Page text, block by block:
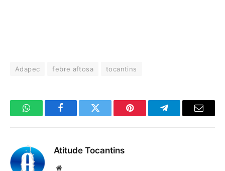
Adapec febre aftosa tocantins
WhatsAppFacebookTwitter Pinterest TelegramaE-
Atitude Tocantins
Site